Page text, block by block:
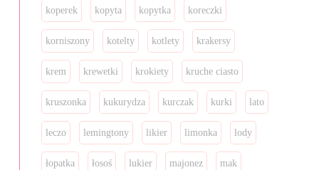
koperek kopyta kopytka koreczki
korniszony kotelty kotlety krakersy
krem krewetki krokiety kruche ciasto
kruszonka kukurydza kurczak kurki lato
leczo lemingtony likier limonka lody
łopatka łosoś lukier majonez mak